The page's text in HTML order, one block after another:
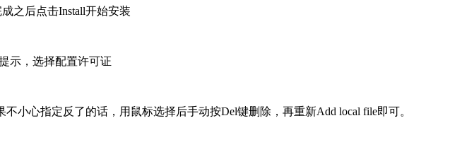
之后点击Install开始安装
示，选择配置许可证
小心指定反了的话，用鼠标选择后手动按Del键删除，再重新Add local file即可。